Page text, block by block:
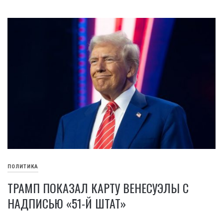
ПОЛИТИКА
ТРАМП ПОКАЗАЛ КАРТУ ВЕНЕСУЭЛЫ С
НАДПИСЬЮ «51-Й ШТАТ»